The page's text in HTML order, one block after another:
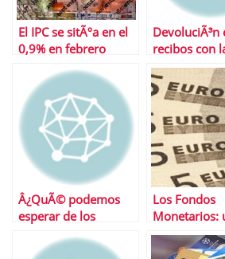
El IPC se sitÃºa en el
0,9% en febrero
DevoluciÃ³n
recibos con
nÃ³mina
Â¿QuÃ© podemos
esperar de los
semana?
Los Fondos
Monetarios:
negocio
gestora